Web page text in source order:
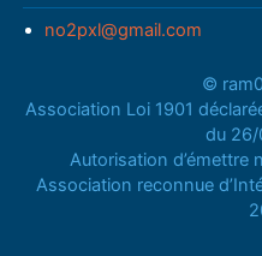
no2pxl@gmail.com
©
Association Loi 1901
du
Autorisation d’émettre
Association reconnue